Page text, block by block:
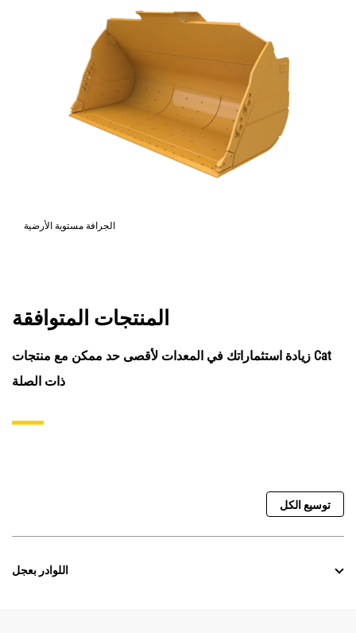
الجرافة مستوية الأرضية
المنتجات المتوافقة
زيادة استثماراتك في المعدات لأقصى حد ممكن مع منتجات Cat
ذات الصلة
توسيع الكل
اللوادر بعجل